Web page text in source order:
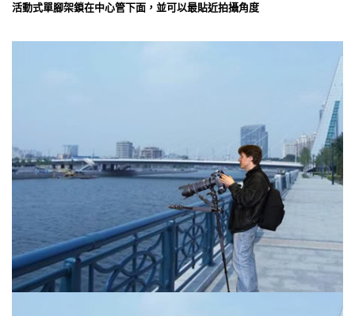
活動式單腳架鎖在中心管下面，並可以最貼近拍攝角度